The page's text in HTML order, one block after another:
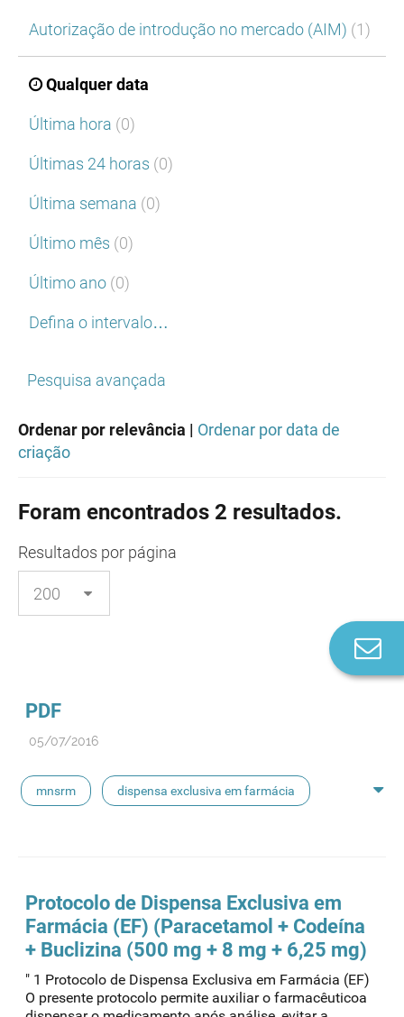
Autorização de introdução no mercado (AIM) (1)
Qualquer data
Última hora (0)
Últimas 24 horas (0)
Última semana (0)
Último mês (0)
Último ano (0)
Defina o intervalo…
Pesquisa avançada
Ordenar por relevância | Ordenar por data de
criação
Foram encontrados 2 resultados.
Resultados por página
PDF
05/07/2016
mnsrm dispensa exclusiva em farmácia
pílula do dia seguinte ibuprofeno
paracetamol codeina buclizina picetoprofeno
Protocolo de Dispensa Exclusiva em
Farmácia (EF) (Paracetamol + Codeína
+ Buclizina (500 mg + 8 mg + 6,25 mg)
" 1 Protocolo de Dispensa Exclusiva em Farmácia (EF)
O presente protocolo permite auxiliar o farmacêuticoa